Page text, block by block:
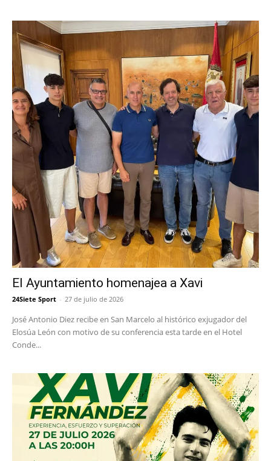
El Ayuntamiento homenajea a Xavi
24Siete Sport - 27 de julio de 2026
José Antonio Diez recibe en San Marcelo al histórico exjugador del
Elosúa León con motivo de su conferencia esta tarde en el Hotel
Conde...